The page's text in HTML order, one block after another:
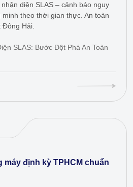
diện SLAS – cảnh báo nguy
theo thời gian thực. An toàn
Hải.
máy định kỳ TPHCM chuẩn